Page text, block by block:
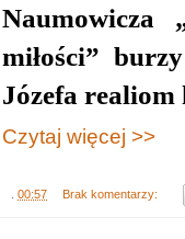
Naumowicza
miłości”
Józefa
Czytaj więcej >>
00:57 Brak komentarzy: